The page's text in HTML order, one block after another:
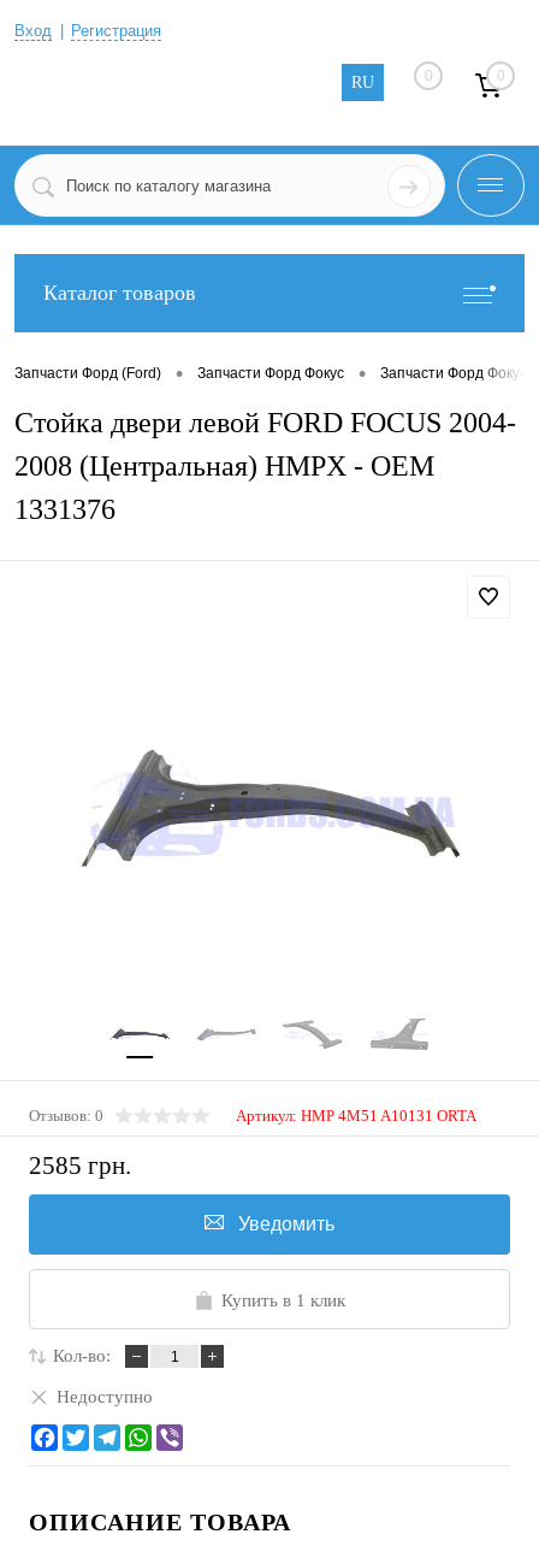
Вход Регистрация
RU 0 0
Каталог товаров
Запчасти Форд (Ford) • Запчасти Форд Фокус • Запчасти Форд Фокус 2
Стойка двери левой FORD FOCUS 2004-
2008 (Центральная) HMPX - OEM
1331376
Отзывов: 0 Артикул: HMP 4M51 A10131 ORTA
2585 грн.
Уведомить
Купить в 1 клик
Кол-во:
Недоступно
ОПИСАНИЕ ТОВАРА